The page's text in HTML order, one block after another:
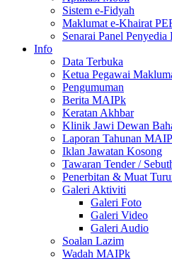
Sistem e-Fidyah
Maklumat e-Khairat
Senarai Panel
Info
Data Terbuka
Ketua Pegawai
Pengumuman
Berita MAIPk
Keratan Akhbar
Klinik Jawi Dewan
Laporan Tahunan
Iklan Jawatan Kosong
Tawaran Tender /
Penerbitan & Muat
Galeri Aktiviti
Galeri Foto
Galeri Video
Galeri Audio
Soalan Lazim
Wadah MAIPk